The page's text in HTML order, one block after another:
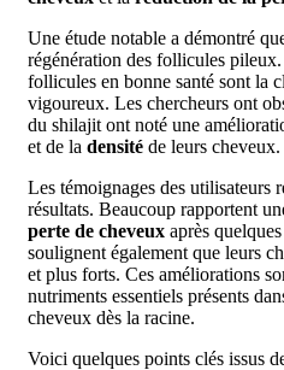
Une étude notable a démontré
régénération des follicules pileux.
follicules en bonne santé sont la
vigoureux. Les chercheurs ont
du shilajit ont noté une
et de la densité de leurs cheveux.
Les témoignages des utilisateurs
résultats. Beaucoup rapportent
perte de cheveux après
soulignent également que leurs
et plus forts. Ces améliorations
nutriments essentiels présents
cheveux dès la racine.
Voici quelques points clés issus